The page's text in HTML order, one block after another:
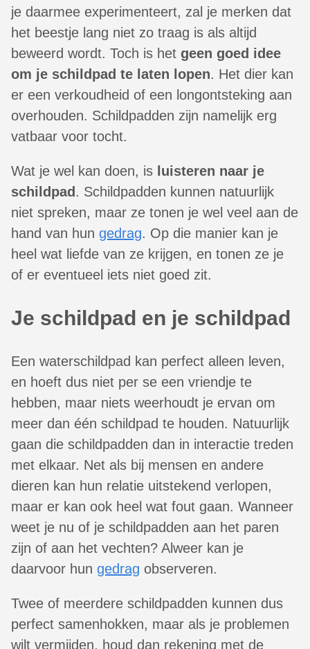
je daarmee experimenteert, zal je merken dat
het beestje lang niet zo traag is als altijd
beweerd wordt. Toch is het geen goed idee
om je schildpad te laten lopen. Het dier kan
er een verkoudheid of een longontsteking aan
overhouden. Schildpadden zijn namelijk erg
vatbaar voor tocht.
Wat je wel kan doen, is luisteren naar je
schildpad . Schildpadden kunnen natuurlijk
niet spreken, maar ze tonen je wel veel aan de
hand van hun gedrag. Op die manier kan je
heel wat liefde van ze krijgen, en tonen ze je
of er eventueel iets niet goed zit.
Je schildpad en je schildpad
Een waterschildpad kan perfect alleen leven,
en hoeft dus niet per se een vriendje te
hebben, maar niets weerhoudt je ervan om
meer dan één schildpad te houden. Natuurlijk
gaan die schildpadden dan in interactie treden
met elkaar. Net als bij mensen en andere
dieren kan hun relatie uitstekend verlopen,
maar er kan ook heel wat fout gaan. Wanneer
weet je nu of je schildpadden aan het paren
zijn of aan het vechten? Alweer kan je
daarvoor hun gedrag observeren.
Twee of meerdere schildpadden kunnen dus
perfect samenhokken, maar als je problemen
wilt vermijden, houd dan rekening met de